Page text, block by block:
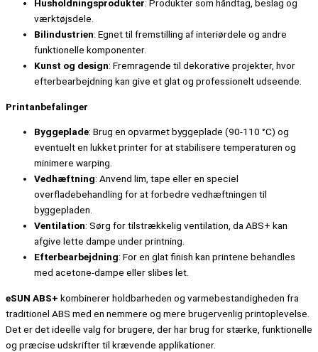
Husholdningsprodukter: Produkter som håndtag, beslag og
værktøjsdele.
Bilindustrien: Egnet til fremstilling af interiørdele og andre
funktionelle komponenter.
Kunst og design: Fremragende til dekorative projekter, hvor
efterbearbejdning kan give et glat og professionelt udseende.
Printanbefalinger
Byggeplade: Brug en opvarmet byggeplade (90-110 °C) og
eventuelt en lukket printer for at stabilisere temperaturen og
minimere warping.
Vedhæftning: Anvend lim, tape eller en speciel
overfladebehandling for at forbedre vedhæftningen til
byggepladen.
Ventilation: Sørg for tilstrækkelig ventilation, da ABS+ kan
afgive lette dampe under printning.
Efterbearbejdning: For en glat finish kan printene behandles
med acetone-dampe eller slibes let.
eSUN ABS+ kombinerer holdbarheden og varmebestandigheden fra
traditionel ABS med en nemmere og mere brugervenlig printoplevelse.
Det er det ideelle valg for brugere, der har brug for stærke, funktionelle
og præcise udskrifter til krævende applikationer.